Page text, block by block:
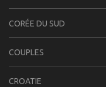
CORÉE DU SUD
COUPLES
CROATIE